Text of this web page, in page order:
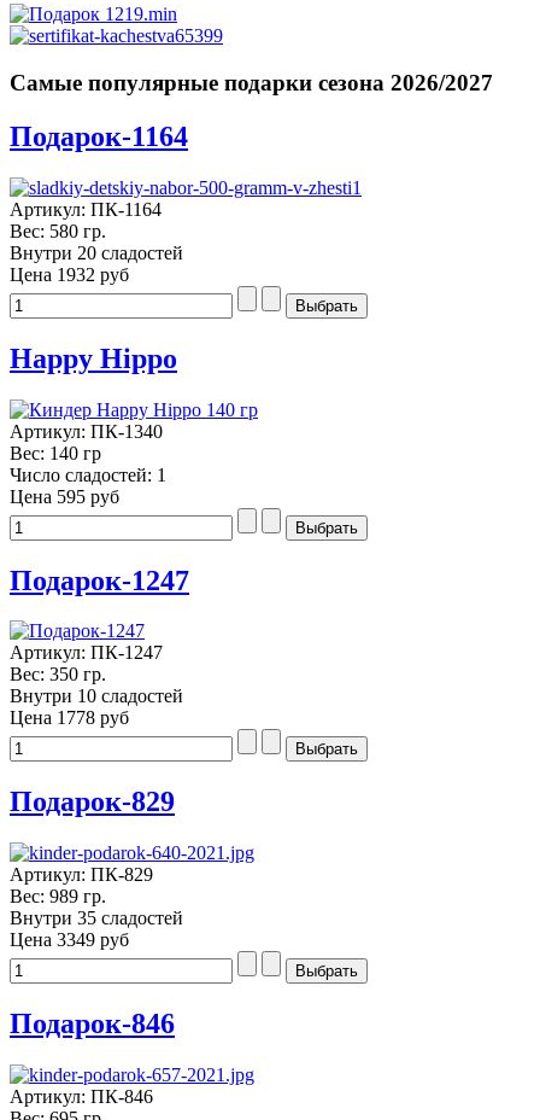
Самые популярные подарки сезона 2026/2027
Подарок-1164
Артикул: ПК-1164
Вес: 580 гр.
Внутри 20 сладостей
Цена 1932 руб
Happy Hippo
Артикул: ПК-1340
Вес: 140 гр
Число сладостей: 1
Цена 595 руб
Подарок-1247
Артикул: ПК-1247
Вес: 350 гр.
Внутри 10 сладостей
Цена 1778 руб
Подарок-829
Артикул: ПК-829
Вес: 989 гр.
Внутри 35 сладостей
Цена 3349 руб
Подарок-846
Артикул: ПК-846